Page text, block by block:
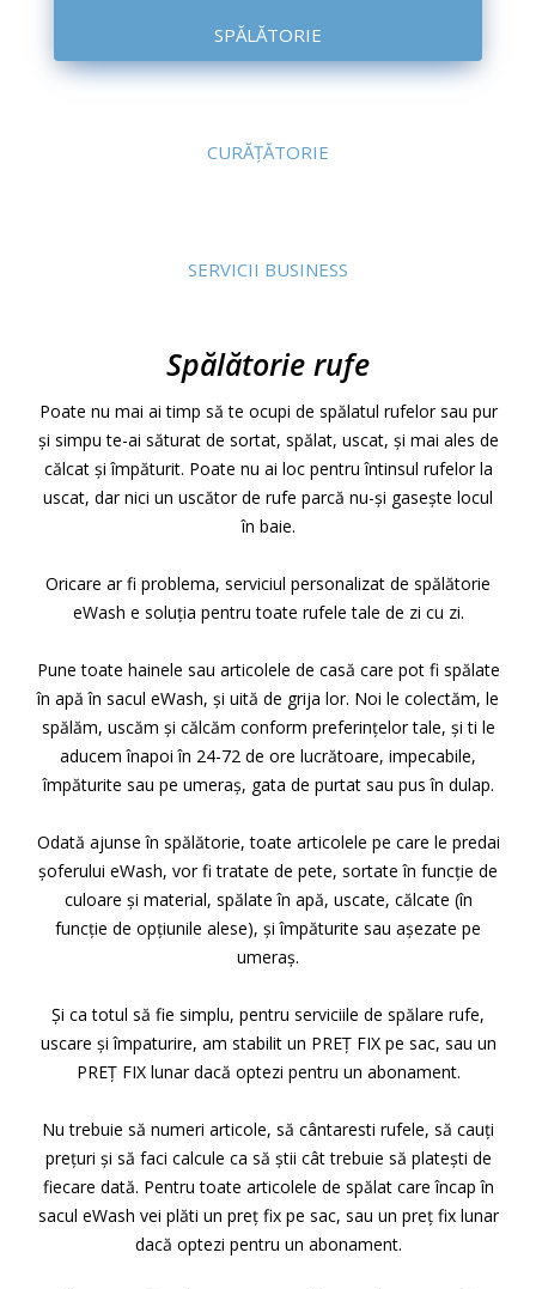
SPĂLĂTORIE
CURĂȚĂTORIE
SERVICII BUSINESS
Spălătorie rufe
Poate nu mai ai timp să te ocupi de spălatul rufelor sau pur
şi simpu te-ai săturat de sortat, spălat, uscat, şi mai ales de
călcat şi împăturit. Poate nu ai loc pentru întinsul rufelor la
uscat, dar nici un uscător de rufe parcă nu-și gasește locul
în baie.
Oricare ar fi problema, serviciul personalizat de spălătorie
eWash e soluția pentru toate rufele tale de zi cu zi.
Pune toate hainele sau articolele de casă care pot fi spălate
în apă în sacul eWash, şi uită de grija lor. Noi le colectăm, le
spălăm, uscăm şi călcăm conform preferințelor tale, şi ti le
aducem înapoi în 24-72 de ore lucrătoare, impecabile,
împăturite sau pe umeraș, gata de purtat sau pus în dulap.
Odată ajunse în spălătorie, toate articolele pe care le predai
șoferului eWash, vor fi tratate de pete, sortate în funcție de
culoare şi material, spălate în apă, uscate, călcate (în
funcție de opțiunile alese), şi împăturite sau așezate pe
umeraș.
Și ca totul să fie simplu, pentru serviciile de spălare rufe,
uscare și împaturire, am stabilit un PREȚ FIX pe sac, sau un
PREȚ FIX lunar dacă optezi pentru un abonament.
Nu trebuie să numeri articole, să cântaresti rufele, să cauți
prețuri și să faci calcule ca să știi cât trebuie să platești de
fiecare dată. Pentru toate articolele de spălat care încap în
sacul eWash vei plăti un preț fix pe sac, sau un preț fix lunar
dacă optezi pentru un abonament.